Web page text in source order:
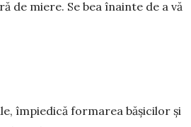
de miere. Se bea înainte de a vă
împiedică for­marea bășicilor și